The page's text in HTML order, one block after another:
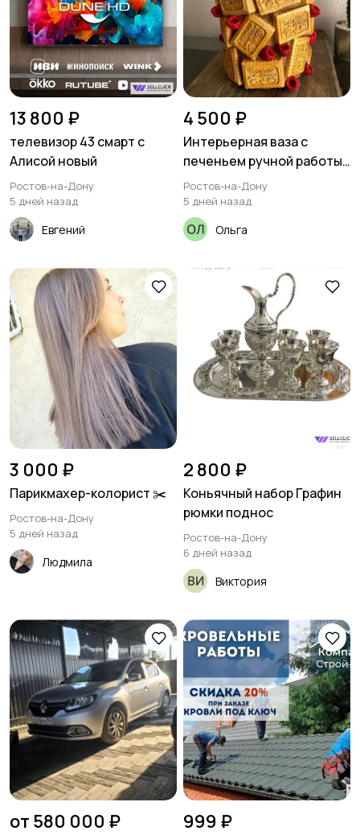
13 800 ₽
телевизор 43 смарт с
Алисой новый
Ростов-на-Дону
5 дней назад
Евгений
4 500 ₽
Интерьерная ваза с
печеньем ручной работы |
Авторский декор
Ростов-на-Дону
5 дней назад
Ольга
3 000 ₽
Парикмахер-колорист ✂️
Ростов-на-Дону
5 дней назад
Людмила
2 800 ₽
Коньячный набор Графин
рюмки поднос
Ростов-на-Дону
6 дней назад
Виктория
от 580 000 ₽ 999 ₽